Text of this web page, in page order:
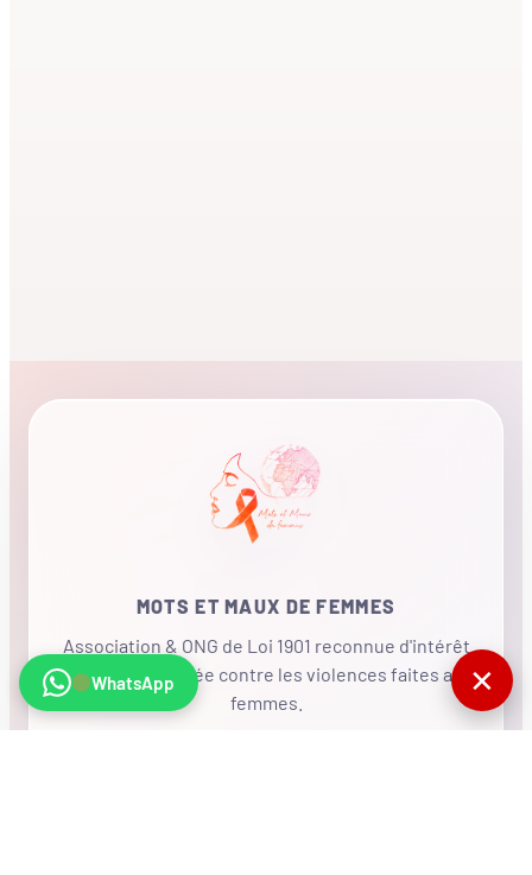
MOTS ET MAUX DE FEMMES
Association & ONG de Loi 1901 reconnue d'intérêt
général, mobilisée contre les violences faites aux
femmes.
WhatsApp ✕